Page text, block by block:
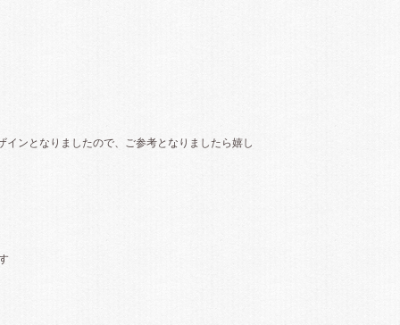
ンとなりましたので、ご参考となりましたら嬉し